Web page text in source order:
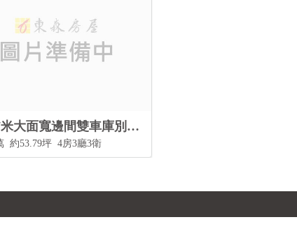
民雄7米大面寬邊間雙車庫別墅 05-2339797
約53.79坪 4房3廳3衛